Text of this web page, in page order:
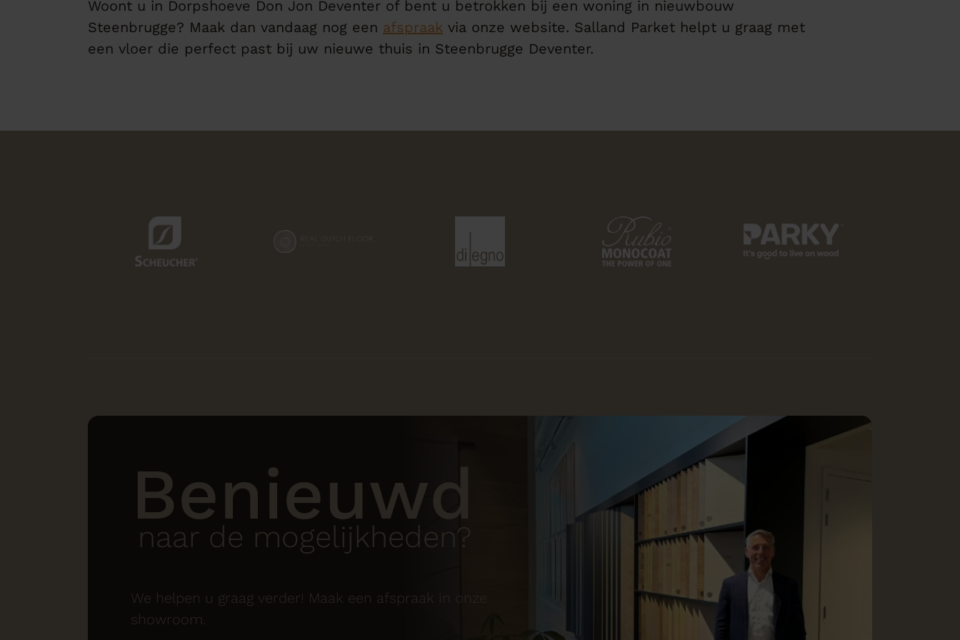
Woont u in Dorpshoeve Don Jon Deventer of bent u betrokken bij een woning in nieuwbouw
Steenbrugge? Maak dan vandaag nog een afspraak via onze website. Salland Parket helpt u graag met
een vloer die perfect past bij uw nieuwe thuis in Steenbrugge Deventer.
Benieuwd
naar de mogelijkheden?
We helpen u graag verder! Maak een afspraak in onze
showroom.